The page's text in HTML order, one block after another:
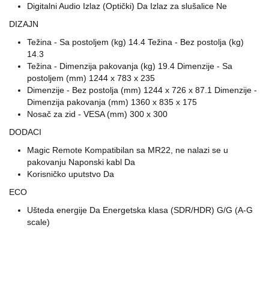
Digitalni Audio Izlaz (Optički) Da Izlaz za slušalice Ne
DIZAJN
Težina - Sa postoljem (kg) 14.4 Težina - Bez postolja (kg)
14.3
Težina - Dimenzija pakovanja (kg) 19.4 Dimenzije - Sa
postoljem (mm) 1244 x 783 x 235
Dimenzije - Bez postolja (mm) 1244 x 726 x 87.1 Dimenzije -
Dimenzija pakovanja (mm) 1360 x 835 x 175
Nosač za zid - VESA (mm) 300 x 300
DODACI
Magic Remote Kompatibilan sa MR22, ne nalazi se u
pakovanju Naponski kabl Da
Korisničko uputstvo Da
ECO
Ušteda energije Da Energetska klasa (SDR/HDR) G/G (A-G
scale)